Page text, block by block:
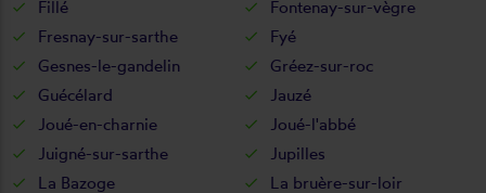
Fillé
Fontenay-sur-vègre
Fresnay-sur-sarthe
Fyé
Gesnes-le-gandelin
Gréez-sur-roc
Guécélard
Jauzé
Joué-en-charnie
Joué-l'abbé
Juigné-sur-sarthe
Jupilles
La Bazoge
La bruère-sur-loir